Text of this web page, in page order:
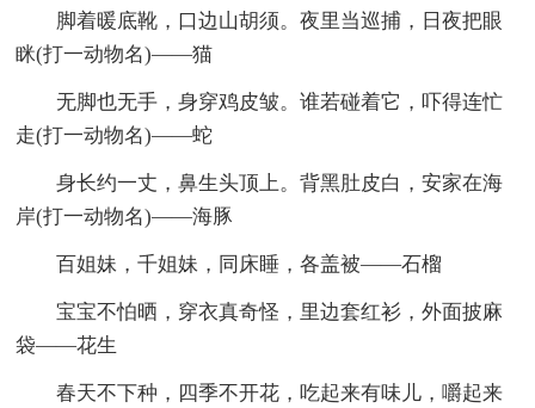
脚着暖底靴，口边山胡须。夜里当巡捕，日夜把眼
眯(打一动物名)——猫
无脚也无手，身穿鸡皮皱。谁若碰着它，吓得连忙
走(打一动物名)——蛇
身长约一丈，鼻生头顶上。背黑肚皮白，安家在海
岸(打一动物名)——海豚
百姐妹，千姐妹，同床睡，各盖被——石榴
宝宝不怕晒，穿衣真奇怪，里边套红衫，外面披麻
袋——花生
春天不下种，四季不开花，吃起来有味儿，嚼起来